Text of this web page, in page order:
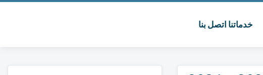
خدماتنا اتصل بنا